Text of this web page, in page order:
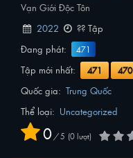
Vạn Giới Độc Tôn
2022
?? Tập
Đang phát:
471
Tập mới nhất: 471 470
Quốc gia: Trung Quốc
Thể loại: Uncategorized
0 / 5 0lượt